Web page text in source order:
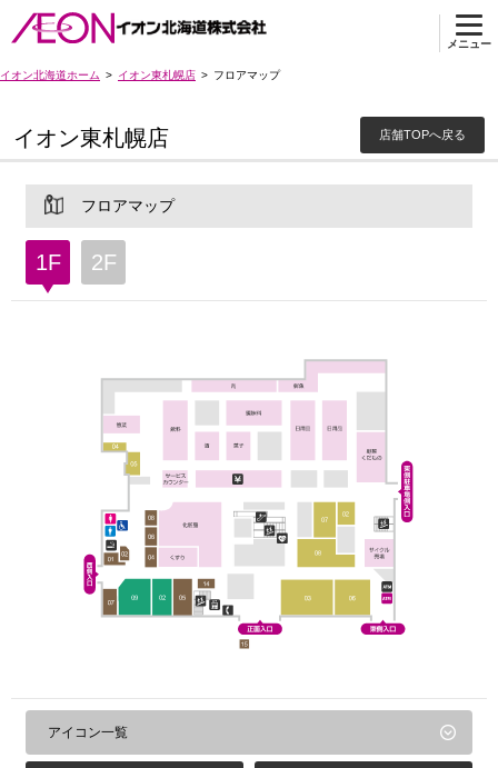
メニュー
イオン北海道ホーム イオン東札幌店 フロアマップ
イオン東札幌店 店舗TOPへ戻る
フロアマップ
1F 2F
アイコン一覧